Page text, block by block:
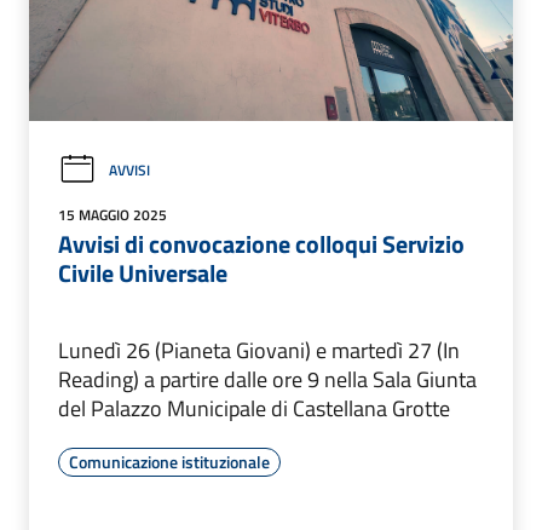
AVVISI
15 MAGGIO 2025
Avvisi di convocazione colloqui Servizio
Civile Universale
Lunedì 26 (Pianeta Giovani) e martedì 27 (In
Reading) a partire dalle ore 9 nella Sala Giunta
del Palazzo Municipale di Castellana Grotte
Comunicazione istituzionale